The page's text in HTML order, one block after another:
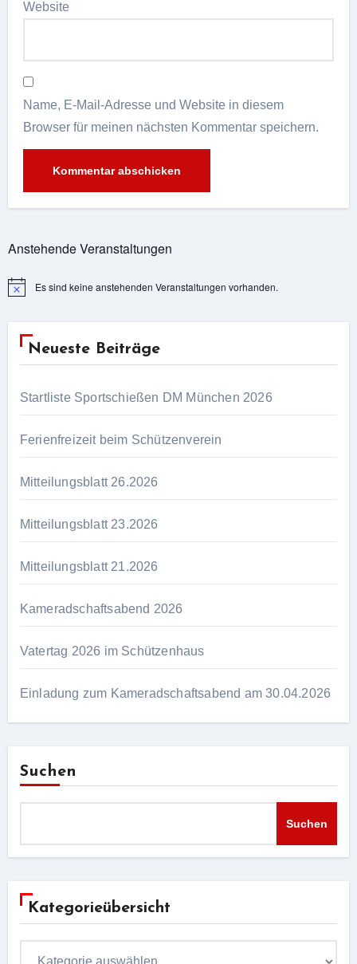
Website
Name, E-Mail-Adresse und Website in diesem
Browser für meinen nächsten Kommentar speichern.
Anstehende Veranstaltungen
HinweisEs sind keine anstehenden Veranstaltungen vorhanden.
Neueste Beiträge
Startliste Sportschießen DM München 2026
Ferienfreizeit beim Schützenverein
Mitteilungsblatt 26.2026
Mitteilungsblatt 23.2026
Mitteilungsblatt 21.2026
Kameradschaftsabend 2026
Vatertag 2026 im Schützenhaus
Einladung zum Kameradschaftsabend am 30.04.2026
Suchen
Suchen
Kategorieübersicht